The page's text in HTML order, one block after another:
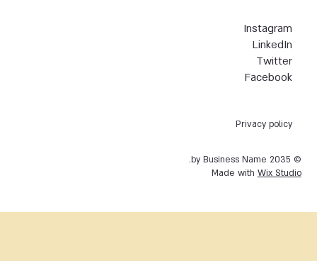
Privacy policy
© 2035 by Business Name.
Made with Wix Studio
Instagram
LinkedIn
Twitter
Facebook